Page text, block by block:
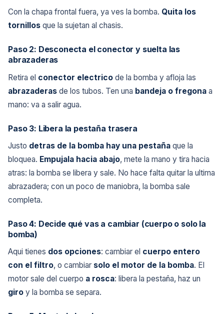
Con la chapa frontal fuera, ya ves la bomba. Quita los
tornillos que la sujetan al chasis.
Paso 2: Desconecta el conector y suelta las
abrazaderas
Retira el conector electrico de la bomba y afloja las
abrazaderas de los tubos. Ten una bandeja o fregona a
mano: va a salir agua.
Paso 3: Libera la pestaña trasera
Justo detras de la bomba hay una pestaña que la
bloquea. Empujala hacia abajo, mete la mano y tira hacia
atras: la bomba se libera y sale. No hace falta quitar la ultima
abrazadera; con un poco de maniobra, la bomba sale
completa.
Paso 4: Decide qué vas a cambiar (cuerpo o solo la
bomba)
Aqui tienes dos opciones: cambiar el cuerpo entero
con el filtro, o cambiar solo el motor de la bomba. El
motor sale del cuerpo a rosca: libera la pestaña, haz un
giro y la bomba se separa.